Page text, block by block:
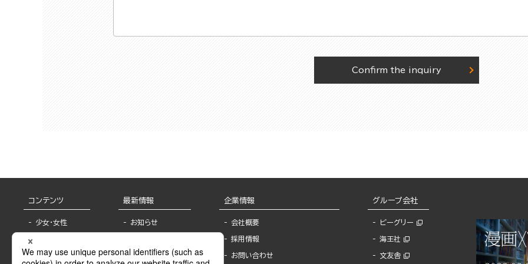
Confirm the inquiry
コンテンツ
少女・女性
BL
最新情報
お知らせ
報
企業情報
会社概要
採用情報
お問い合わせ
グループ会社
ビーグリー
海王社
文友舎